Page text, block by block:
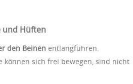
und Hüften
den Beinen entlangführen.
können sich frei bewegen, sind nicht